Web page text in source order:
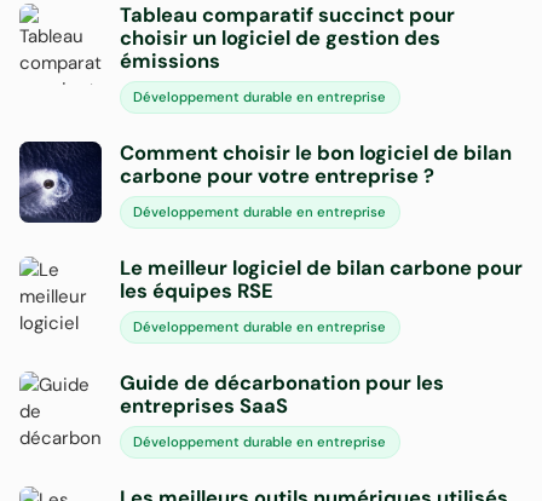
Tableau comparatif succinct pour
choisir un logiciel de gestion des
émissions
Développement durable en entreprise
Comment choisir le bon logiciel de bilan
carbone pour votre entreprise ?
Développement durable en entreprise
Le meilleur logiciel de bilan carbone pour
les équipes RSE
Développement durable en entreprise
Guide de décarbonation pour les
entreprises SaaS
Développement durable en entreprise